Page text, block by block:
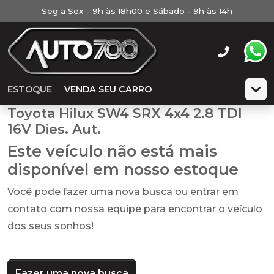
Seg a Sex - 9h às 18h00 e Sábado - 9h às 14h
ESTOQUE VENDA SEU CARRO
Toyota Hilux SW4 SRX 4x4 2.8 TDI
16V Dies. Aut.
Este veículo não está mais
disponível em nosso estoque
Você pode fazer uma nova busca ou entrar em
contato com nossa equipe para encontrar o veículo
dos seus sonhos!